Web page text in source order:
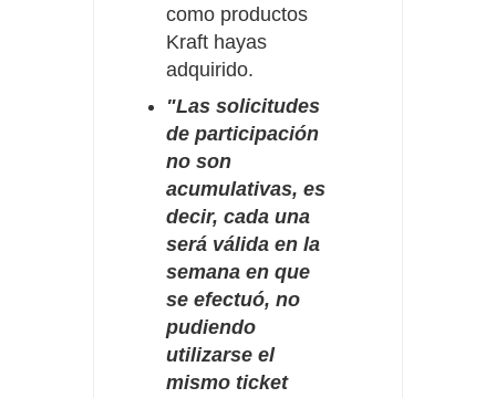
como productos
Kraft hayas
adquirido.
"Las solicitudes
de participación
no son
acumulativas, es
decir, cada una
será válida en la
semana en que
se efectuó, no
pudiendo
utilizarse el
mismo ticket